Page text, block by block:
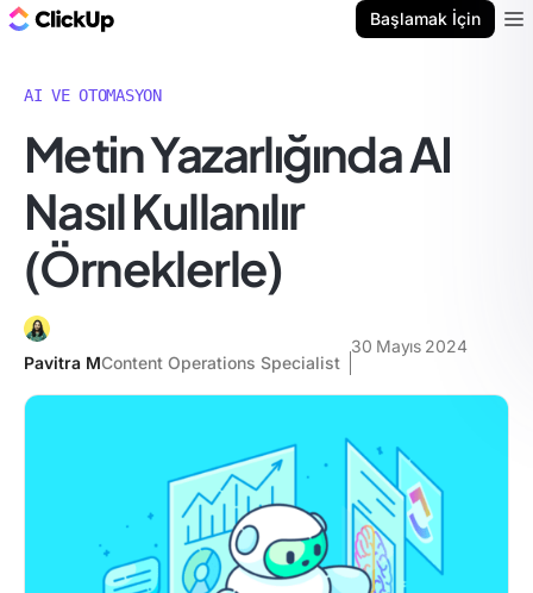
Başlamak İçin
AI VE OTOMASYON
Metin Yazarlığında AI
Nasıl Kullanılır
(Örneklerle)
Pavitra MContent Operations Specialist
30 Mayıs 2024